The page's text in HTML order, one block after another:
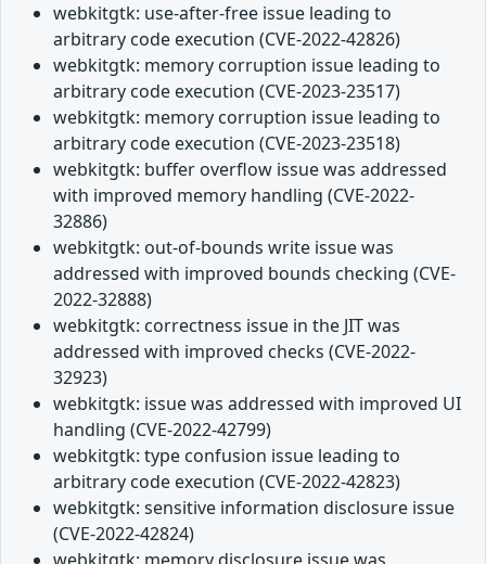
webkitgtk: use-after-free issue leading to
arbitrary code execution (CVE-2022-42826)
webkitgtk: memory corruption issue leading to
arbitrary code execution (CVE-2023-23517)
webkitgtk: memory corruption issue leading to
arbitrary code execution (CVE-2023-23518)
webkitgtk: buffer overflow issue was addressed
with improved memory handling (CVE-2022-
32886)
webkitgtk: out-of-bounds write issue was
addressed with improved bounds checking (CVE-
2022-32888)
webkitgtk: correctness issue in the JIT was
addressed with improved checks (CVE-2022-
32923)
webkitgtk: issue was addressed with improved UI
handling (CVE-2022-42799)
webkitgtk: type confusion issue leading to
arbitrary code execution (CVE-2022-42823)
webkitgtk: sensitive information disclosure issue
(CVE-2022-42824)